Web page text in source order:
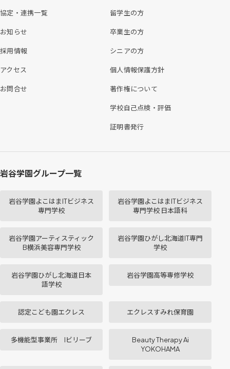
協定・連携一覧
お知らせ
採用情報
アクセス
お問合せ
留学生の方
卒業生の方
シニアの方
個人情報保護方針
著作権について
学校自己点検・評価
証明書発行
岩谷学園グループ一覧
岩谷学園よこはまITビジネス
専門学校
岩谷学園よこはまITビジネス
専門学校 日本語科
岩谷学園アーティスティック
B横浜美容専門学校
岩谷学園ひがし北海道IT専門
学校
岩谷学園ひがし北海道日本
語学校
岩谷学園高等専修学校
認定こども園エクレス エクレスすみれ保育園
多機能型事業所 Iビリーブ
Beauty Therapy Ai
YOKOHAMA